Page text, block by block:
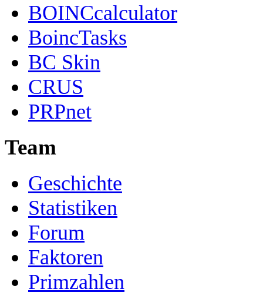
BOINCcalculator
BoincTasks
BC Skin
CRUS
PRPnet
Team
Geschichte
Statistiken
Forum
Faktoren
Primzahlen